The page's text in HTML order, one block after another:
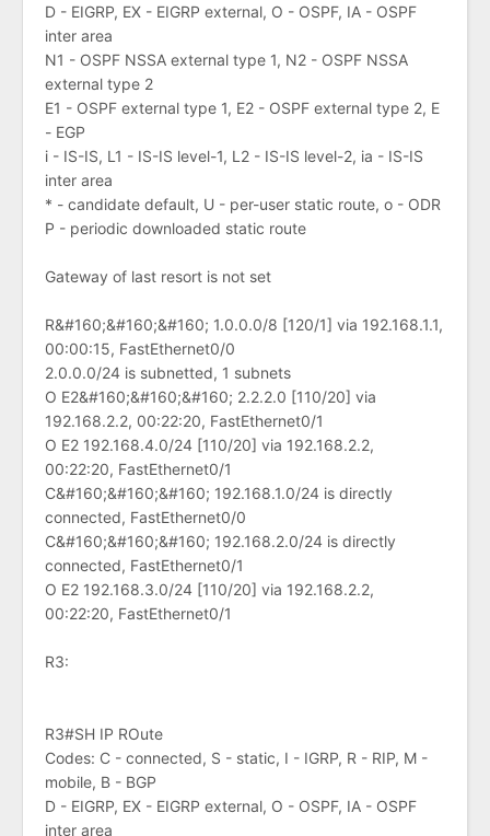
D - EIGRP, EX - EIGRP external, O - OSPF, IA - OSPF
inter area
N1 - OSPF NSSA external type 1, N2 - OSPF NSSA
external type 2
E1 - OSPF external type 1, E2 - OSPF external type 2, E
- EGP
i - IS-IS, L1 - IS-IS level-1, L2 - IS-IS level-2, ia - IS-IS
inter area
* - candidate default, U - per-user static route, o - ODR
P - periodic downloaded static route
Gateway of last resort is not set
R&#160;&#160;&#160; 1.0.0.0/8 [120/1] via 192.168.1.1,
00:00:15, FastEthernet0/0
2.0.0.0/24 is subnetted, 1 subnets
O E2&#160;&#160;&#160; 2.2.2.0 [110/20] via
192.168.2.2, 00:22:20, FastEthernet0/1
O E2 192.168.4.0/24 [110/20] via 192.168.2.2,
00:22:20, FastEthernet0/1
C&#160;&#160;&#160; 192.168.1.0/24 is directly
connected, FastEthernet0/0
C&#160;&#160;&#160; 192.168.2.0/24 is directly
connected, FastEthernet0/1
O E2 192.168.3.0/24 [110/20] via 192.168.2.2,
00:22:20, FastEthernet0/1
R3:
R3#SH IP ROute
Codes: C - connected, S - static, I - IGRP, R - RIP, M -
mobile, B - BGP
D - EIGRP, EX - EIGRP external, O - OSPF, IA - OSPF
inter area